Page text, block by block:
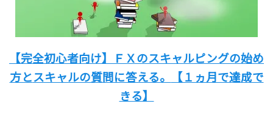
【完全初心者向け】
ＦＸのスキャルピングの始め
方とスキャルの質問に答える。
【１ヵ月で達成で
きる】